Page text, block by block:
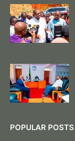
POPULAR POSTS